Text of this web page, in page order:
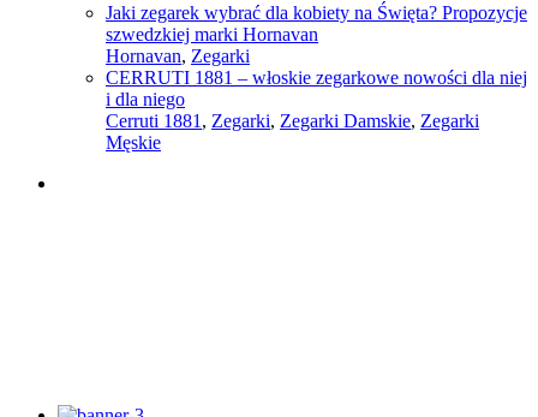
Jaki zegarek wybrać dla kobiety na Święta? Propozycje
szwedzkiej marki Hornavan
Hornavan, Zegarki
CERRUTI 1881 – włoskie zegarkowe nowości dla niej
i dla niego
Cerruti 1881 , Zegarki, Zegarki Damskie, Zegarki
Męskie